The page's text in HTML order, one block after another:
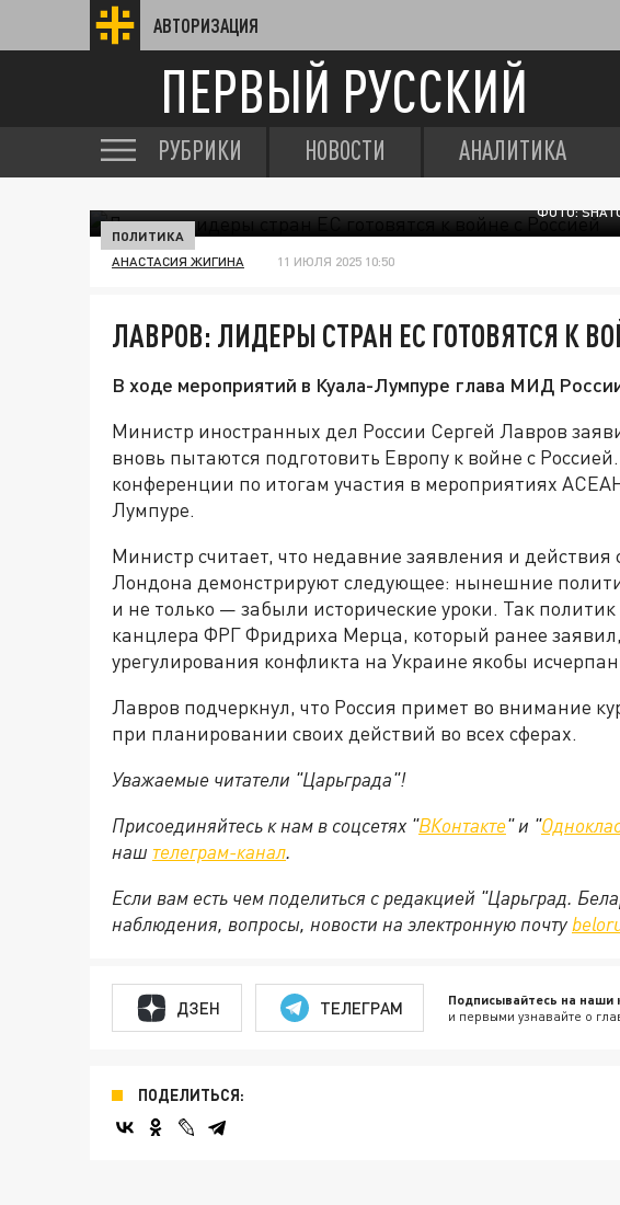
АВТОРИЗАЦИЯ
ПЕРВЫЙ РУССКИЙ
РУБРИКИ НОВОСТИ АНАЛИТИКА
ФОТО:
ПОЛИТИКА
АНАСТАСИЯ ЖИГИНА 11 ИЮЛЯ 2025 10:50
ЛАВРОВ: ЛИДЕРЫ СТРАН ЕС ГОТОВЯТСЯ К
В ходе мероприятий в Куала-Лумпуре глава МИД
Министр иностранных дел России Сергей Лавров
вновь пытаются подготовить Европу к войне с
конференции по итогам участия в мероприятиях
Лумпуре.
Министр считает, что недавние заявления и
Лондона демонстрируют следующее: нынешние
и не только — забыли исторические уроки. Так
канцлера ФРГ Фридриха Мерца, который ранее
урегулирования конфликта на Украине якобы
Лавров подчеркнул, что Россия примет во внимание
при планировании своих действий во всех сферах.
Уважаемые читатели "Царьграда"!
Присоединяйтесь к нам в соцсетях "ВКонтакте" и "
наш телеграм-канал.
Если вам есть чем поделиться с редакцией "Царьград.
наблюдения, вопросы, новости на электронную почту
ДЗЕН ТЕЛЕГРАМ Подписывайтесь на наши
и первыми узнавайте о
ПОДЕЛИТЬСЯ: